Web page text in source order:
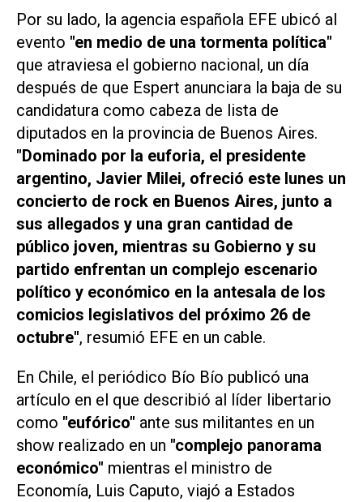
Por su lado, la agencia española EFE ubicó al
evento "en medio de una tormenta política"
que atraviesa el gobierno nacional, un día
después de que Espert anunciara la baja de su
candidatura como cabeza de lista de
diputados en la provincia de Buenos Aires.
"Dominado por la euforia, el presidente
argentino, Javier Milei, ofreció este lunes un
concierto de rock en Buenos Aires, junto a
sus allegados y una gran cantidad de
público joven, mientras su Gobierno y su
partido enfrentan un complejo escenario
político y económico en la antesala de los
comicios legislativos del próximo 26 de
octubre", resumió EFE en un cable.
En Chile, el periódico Bío Bío publicó una
artículo en el que describió al líder libertario
como "eufórico" ante sus militantes en un
show realizado en un "complejo panorama
económico" mientras el ministro de
Economía, Luis Caputo, viajó a Estados